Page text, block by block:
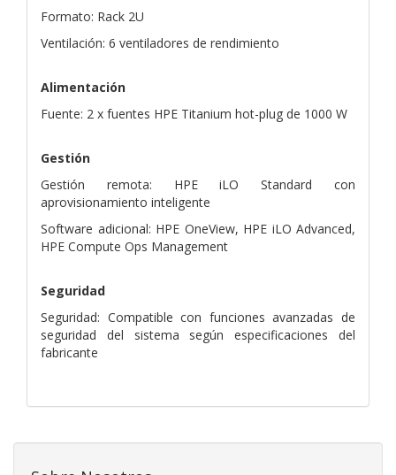
Formato: Rack 2U
Ventilación: 6 ventiladores de rendimiento
Alimentación
Fuente: 2 x fuentes HPE Titanium hot-plug de 1000 W
Gestión
Gestión remota: HPE iLO Standard con
aprovisionamiento inteligente
Software adicional: HPE OneView, HPE iLO Advanced,
HPE Compute Ops Management
Seguridad
Seguridad: Compatible con funciones avanzadas de
seguridad del sistema según especificaciones del
fabricante